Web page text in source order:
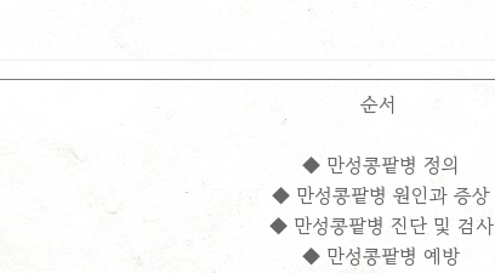
순서
◆ 만성콩팥병 정의
◆ 만성콩팥병 원인과 증상
◆ 만성콩팥병 진단 및 검사
◆ 만성콩팥병 예방